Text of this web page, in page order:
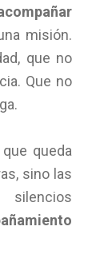
misión.
que no
Que no
queda
sino las